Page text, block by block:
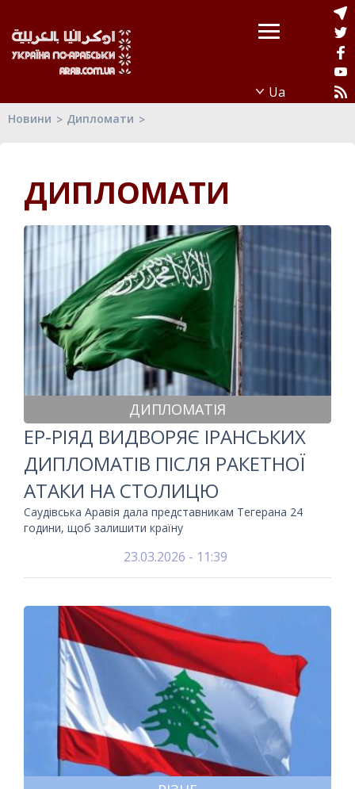
Новини Дипломати
ДИПЛОМАТИ
ДИПЛОМАТІЯ
ЕР-РІЯД ВИДВОРЯЄ ІРАНСЬКИХ
ДИПЛОМАТІВ ПІСЛЯ РАКЕТНОЇ
АТАКИ НА СТОЛИЦЮ
Саудівська Аравія дала представникам Тегерана 24
години, щоб залишити країну
23.03.2026 - 11:39